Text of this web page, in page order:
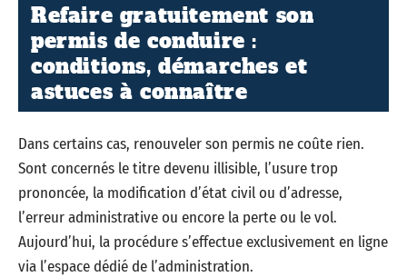
Refaire gratuitement son
permis de conduire :
conditions, démarches et
astuces à connaître
Dans certains cas, renouveler son permis ne coûte rien.
Sont concernés le titre devenu illisible, l’usure trop
prononcée, la modification d’état civil ou d’adresse,
l’erreur administrative ou encore la perte ou le vol.
Aujourd’hui, la procédure s’effectue exclusivement en ligne
via l’espace dédié de l’administration.